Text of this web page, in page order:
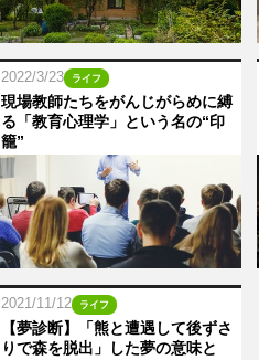
2022/3/23 ライフ
現場教師たちをがんじがらめに縛
る「教育心理学」という名の“印
籠”
2021/11/12 ライフ
【夢診断】「熊と遭遇して後ずさ
りで森を脱出」した夢の意味と